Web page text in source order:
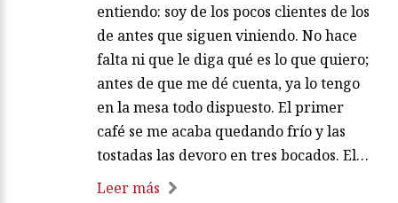
entiendo: soy de los pocos clientes de los
de antes que siguen viniendo. No hace
falta ni que le diga qué es lo que quiero;
antes de que me dé cuenta, ya lo tengo
en la mesa todo dispuesto. El primer
café se me acaba quedando frío y las
tostadas las devoro en tres bocados. El…
Leer más